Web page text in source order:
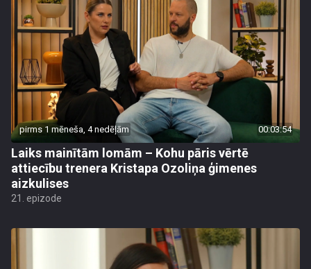
pirms 1 mēneša, 4 nedēļām 00:03:54
Laiks mainītām lomām – Kohu pāris vērtē
attiecību trenera Kristapa Ozoliņa ģimenes
aizkulises
21. epizode